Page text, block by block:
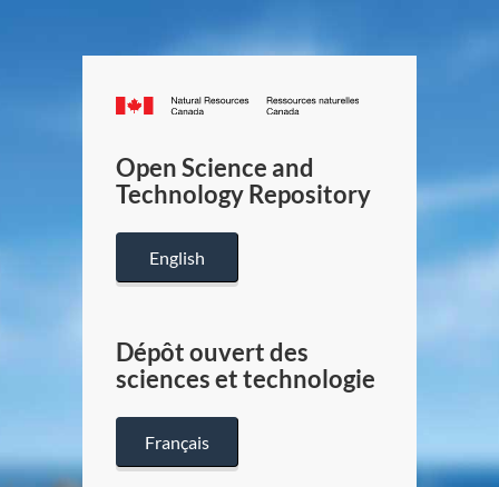
Canada.ca
/
Canada
Open Science and
Technology Repository
English
Dépôt ouvert des
sciences et technologie
Français